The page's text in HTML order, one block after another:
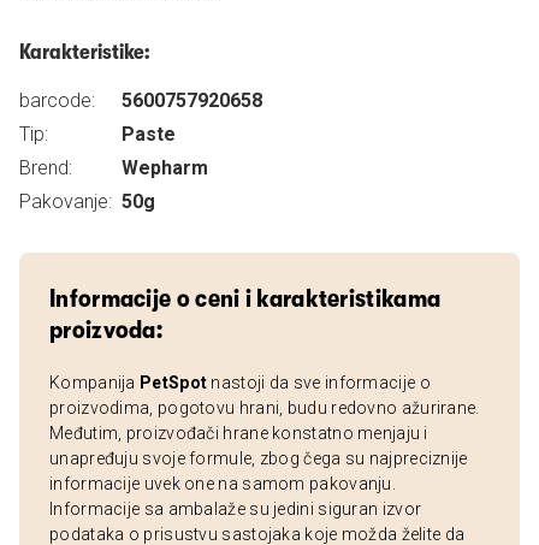
Karakteristike:
barcode:
5600757920658
Tip:
Paste
Brend:
Wepharm
Pakovanje: 50g
Informacije o ceni i karakteristikama
proizvoda:
Kompanija PetSpot nastoji da sve informacije o
proizvodima, pogotovu hrani, budu redovno ažurirane.
Međutim, proizvođači hrane konstatno menjaju i
unapređuju svoje formule, zbog čega su najpreciznije
informacije uvek one na samom pakovanju.
Informacije sa ambalaže su jedini siguran izvor
podataka o prisustvu sastojaka koje možda želite da